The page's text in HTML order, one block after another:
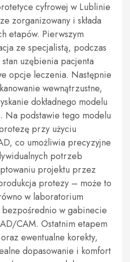
cyfrowej w Lublinie
zorganizowany i składa
etapów. Pierwszym
ze specjalistą, podczas
uzębienia pacjenta
opcje leczenia. Następnie
wewnątrzustne,
dokładnego modelu
Na podstawie tego modelu
przy użyciu
co umożliwia precyzyjne
potrzeb
projektu przez
protezy – może to
w laboratorium
bezpośrednio w gabinecie
CAM. Ostatnim etapem
ewentualne korekty,
dopasowanie i komfort